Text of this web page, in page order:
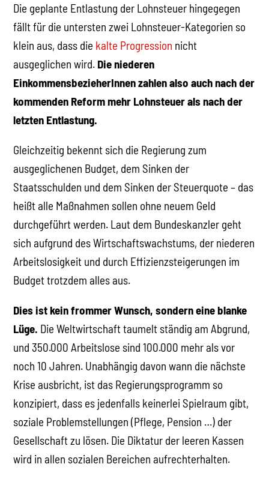
Die geplante Entlastung der Lohnsteuer hingegegen
fällt für die untersten zwei Lohnsteuer-Kategorien so
klein aus, dass die kalte Progression nicht
ausgeglichen wird. Die niederen
EinkommensbezieherInnen zahlen also auch nach der
kommenden Reform mehr Lohnsteuer als nach der
letzten Entlastung.
Gleichzeitig bekennt sich die Regierung zum
ausgeglichenen Budget, dem Sinken der
Staatsschulden und dem Sinken der Steuerquote – das
heißt alle Maßnahmen sollen ohne neuem Geld
durchgeführt werden. Laut dem Bundeskanzler geht
sich aufgrund des Wirtschaftswachstums, der niederen
Arbeitslosigkeit und durch Effizienzsteigerungen im
Budget trotzdem alles aus.
Dies ist kein frommer Wunsch, sondern eine blanke
Lüge. Die Weltwirtschaft taumelt ständig am Abgrund,
und 350.000 Arbeitslose sind 100.000 mehr als vor
noch 10 Jahren. Unabhängig davon wann die nächste
Krise ausbricht, ist das Regierungsprogramm so
konzipiert, dass es jedenfalls keinerlei Spielraum gibt,
soziale Problemstellungen (Pflege, Pension …) der
Gesellschaft zu lösen. Die Diktatur der leeren Kassen
wird in allen sozialen Bereichen aufrechterhalten.